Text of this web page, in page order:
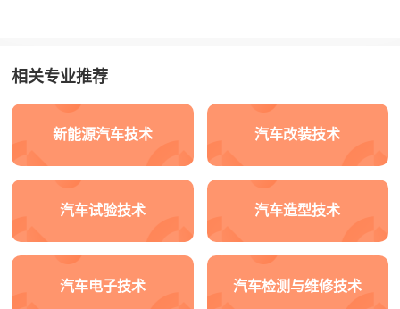
装配与调试、汽车底盘装配与调试、汽车电器与电子控制系
总成拆装、汽车性能检测等实训。在汽车整车及零部件制造
企业进行实习。
就业方向
产调度等工作。
相关专业推荐
新能源汽车技术 汽车改装技术
汽车试验技术 汽车造型技术
汽车电子技术 汽车检测与维修技术